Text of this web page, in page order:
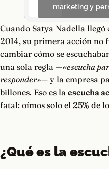
marketing y
Cuando Satya Nadella llegó
2014, su primera acción no
cambiar cómo se
una sola regla —«escucha
responder»— y la empresa
billones. Eso es la escucha
fatal: oímos solo el 25% de
¿Qué es la